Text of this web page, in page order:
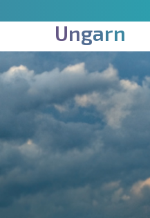
Ungarn